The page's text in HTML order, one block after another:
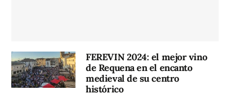
FEREVIN 2024: el mejor vino
de Requena en el encanto
medieval de su centro
histórico